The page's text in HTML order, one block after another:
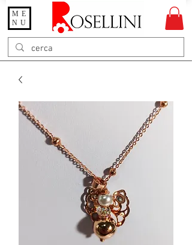
Gioielleria Rosellini
Rosellini online
ME
NU